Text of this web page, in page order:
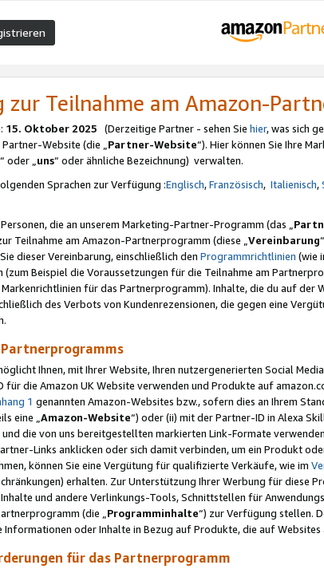
zur Teilnahme am Amazon-
: 15. Oktober 2025 (Derzeitige Partner - sehen Sie hier, was sich
Website (die „Partner-Website“). Hier können Sie Ihre
“ oder „uns“ oder ähnliche Bezeichnung) verwalten.
Sprachen zur Verfügung :Englisch,Französisch, Italienisch,
die an unserem Marketing-Partner-Programm (das „
Teilnahme am Amazon-Partnerprogramm (diese „Vereinbarung
dieser Vereinbarung, einschließlich den Programmrichtlinien (wie
(zum Beispiel die Voraussetzungen für die Teilnahme am
für das Partnerprogramm). Inhalte, die du auf der
des Verbots von Kundenrezensionen, die gegen eine
Partnerprogramms
Ihnen, mit Ihrer Website, Ihren nutzergenerierten Social
für die Amazon UK Website verwenden und Produkte auf
1 genannten Amazon-Websites bzw., sofern dies an Ihrem
eine „ Amazon-Website“) oder (ii) mit der Partner-ID in Alexa
die von uns bereitgestellten markierten Link-Formate verwenden
Links anklicken oder sich damit verbinden, um ein Produkt
können Sie eine Vergütung für qualifizierte Verkäufe, wie im
erhalten. Zur Unterstützung Ihrer Werbung für diese
und andere Verlinkungs-Tools, Schnittstellen für
(die „ Programminhalte“) zur Verfügung stellen.
oder Inhalte in Bezug auf Produkte, die auf
für das Partnerprogramm